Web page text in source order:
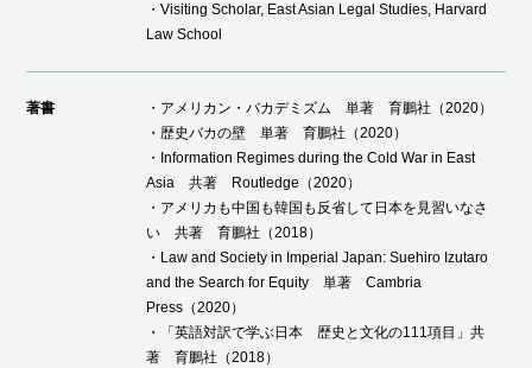
・Visiting Scholar, East Asian Legal Studies, Harvard
Law School
著書
・アメリカン・バカデミズム 単著 育鵬社（2020）
・歴史バカの壁 単著 育鵬社（2020）
・Information Regimes during the Cold War in East
Asia 共著 Routledge（2020）
・アメリカも中国も韓国も反省して日本を見習いなさ
い 共著 育鵬社（2018）
・Law and Society in Imperial Japan: Suehiro Izutaro
and the Search for Equity 単著 Cambria
Press（2020）
・「英語対訳で学ぶ日本 歴史と文化の111項目」共
著 育鵬社（2018）